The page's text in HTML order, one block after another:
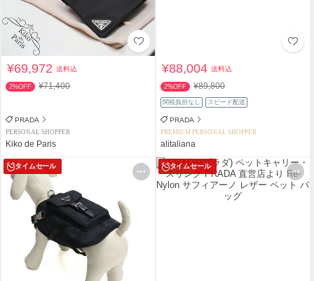
¥69,972送料込
2%OFF ¥71,400
PRADA
PERSONAL SHOPPER
Kiko de Paris
¥88,004送料込
2%OFF ¥89,800
関税負担なし スピード配送
PRADA
PREMIUM PERSONAL SHOPPER
alitaliana
タイムセール タイムセール